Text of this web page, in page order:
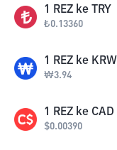
1 REZ ke TRY
₺0.13360
1 REZ ke KRW
₩3.94
1 REZ ke CAD
$0.00390